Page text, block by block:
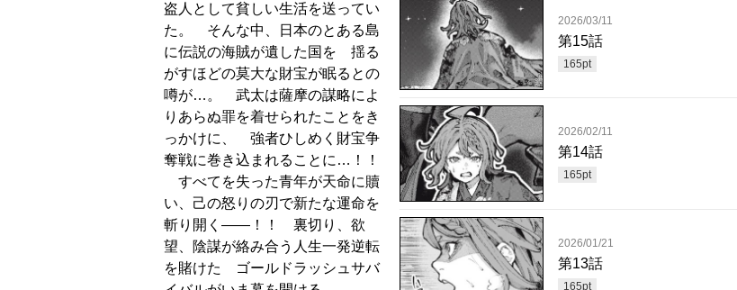
盗人として貧しい生活を送ってい
た。 そんな中、日本のとある島
に伝説の海賊が遺した国を 揺る
がすほどの莫大な財宝が眠るとの
噂が…。 武太は薩摩の謀略によ
りあらぬ罪を着せられたことをき
っかけに、 強者ひしめく財宝争
奪戦に巻き込まれることに…！！
すべてを失った青年が天命に贖
い、己の怒りの刃で新たな運命を
斬り開く――！！ 裏切り、欲
望、陰謀が絡み合う人生一発逆転
を賭けた ゴールドラッシュサバ
2026/03/11
第15話
165pt
2026/02/11
第14話
165pt
2026/01/21
第13話
165pt